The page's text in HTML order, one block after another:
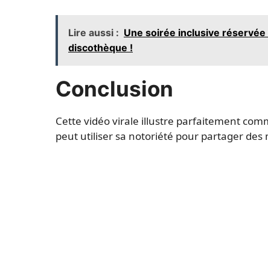
Lire aussi : Une soirée inclusive
discothèque !
Conclusion
Cette vidéo virale illustre parfaitement
peut utiliser sa notoriété pour partager